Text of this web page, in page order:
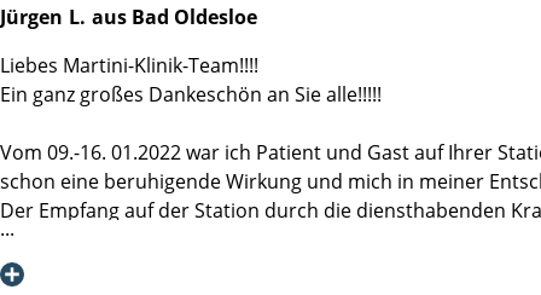
Jürgen L. aus Bad Oldesloe
Liebes Martini-Klinik-Team!!!!
Ein ganz großes Dankeschön an Sie alle!!!!!
Vom 09.-16. 01.2022 war ich Patient und Gast auf Ihrer
schon eine beruhigende Wirkung und mich in meiner
Der Empfang auf der Station durch die diensthabenden
Behandlungsschritte erklärt.
Und dann lief alles wie am Schnürchen: OP, Aufwachen,